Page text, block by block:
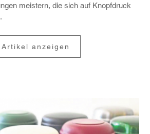
meis­tern, die sich auf Knopf­druck
anzeigen